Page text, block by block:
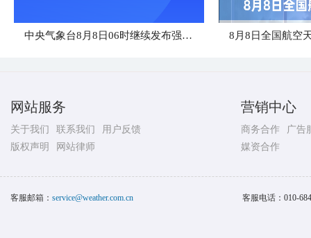
中央气象台8月8日06时继续发布强对流天气蓝色预警 8月8日全国航空
网站服务
关于我们 联系我们
用户反馈
版权声明
网站律师
营销中心
商务合作
广告
媒资合作
客服邮箱： service@weather.com.cn 客服电话： 010-